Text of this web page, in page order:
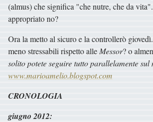
(almus) che significa "che nutre, che da
appropriato no?
Ora la metto al sicuro e la controllerò
meno stressabili rispetto alle Messor? o
solito potete seguire tutto parallelamente sul
www.marioamelio.blogspot.com
CRONOLOGIA
giugno 2012: